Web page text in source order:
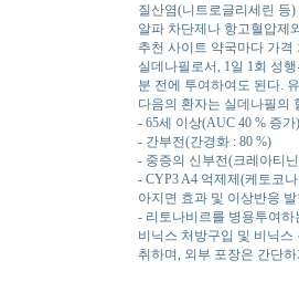
질산염(니트로글리세린 등
알파 차단제나 항고혈압제
추천 사이트 약국마다 가
실데나필로서, 1일 1회 성
분 전에 투여하여도 된다.
다음의 환자는 실데나필의
- 65세 이상(AUC 40 % 증가)
- 간부전(간경화 : 80 %)
- 중증의 신부전(크레아티
- CYP3 A4 억제제(케토코
아지면 효과 및 이상반응
- 리토나비르를 병용투여하
비닉스 처방구입 및 비닉
취하며, 외부 포장은 간단